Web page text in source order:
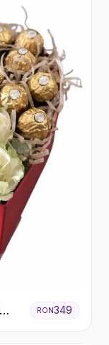
RON349